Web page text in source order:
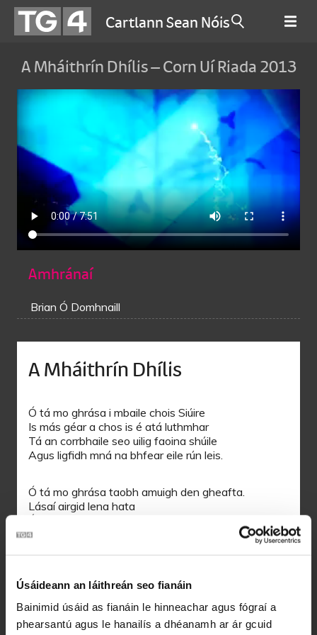
Úsáideann an láithreán seo fianáin
Bainimid úsáid as fianáin le hinneachar agus fógraí a
phearsantú agus le hanailís a dhéanamh ar ár gcuid
Cartlann Sean Nóis
A Mháithrín Dhílis – Corn Uí Riada 2013
Amhránaí
Brian Ó Domhnaill
A Mháithrín Dhílis
Ó tá mo ghrása i mbaile chois Siúire
Is más géar a chos is é atá luthmhar
Tá an corrbhaile seo uilig faoina shúile
Agus ligfidh mná na bhfear eile rún leis.
Ó tá mo ghrása taobh amuigh den gheafta.
Lásaí airgid lena hata
‘Gus a Rí dá bhféadfainn go mbeinn in aice leis
Loingis óir fá chrannaibh airgid
Dhá bhaile dhéag de bhailte margaidh
Agus cúirt gheal ghlégeal ar thaobh an Eargail